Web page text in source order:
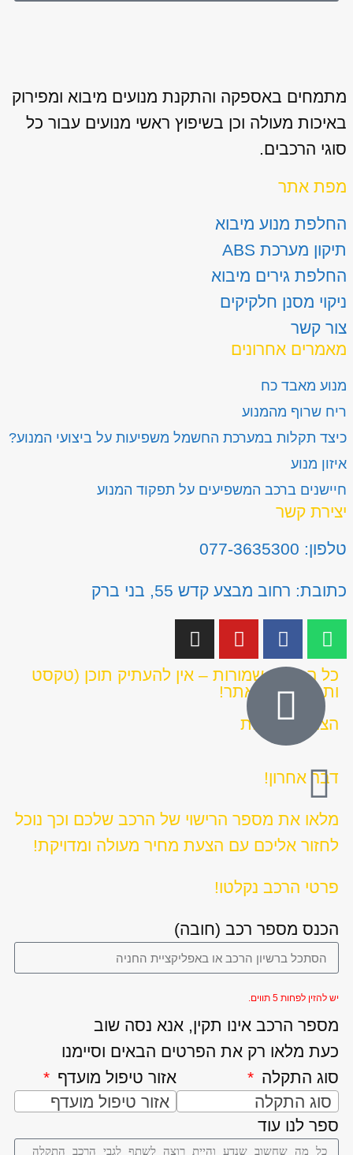
מתמחים באספקה והתקנת מנועים מיבוא ומפירוק
באיכות מעולה וכן בשיפוץ ראשי מנועים עבור כל
סוגי הרכבים.
מפת אתר
החלפת מנוע מיבוא
תיקון מערכת ABS
החלפת גירים מיבוא
ניקוי מסנן חלקיקים
צור קשר
מאמרים אחרונים
מנוע מאבד כח
ריח שרוף מהמנוע
כיצד תקלות במערכת החשמל משפיעות על ביצועי המנוע?
איזון מנוע
חיישנים ברכב המשפיעים על תפקוד המנוע
יצירת קשר
טלפון: 077-3635300
כתובת: רחוב מבצע קדש 55, בני ברק
כל הזכויות שמורות – אין להעתיק תוכן (טקסט
ותמונות) מהאתר!
הצהרת נגישות
דבר אחרון!
מלאו את מספר הרישוי של הרכב שלכם וכך נוכל
לחזור אליכם עם הצעת מחיר מעולה ומדויקת!
פרטי הרכב נקלטו!
הכנס מספר רכב (חובה)
יש להזין לפחות 5 תווים.
מספר הרכב אינו תקין, אנא נסה שוב
כעת מלאו רק את הפרטים הבאים וסיימנו
סוג התקלה
סוג התקלה
אזור טיפול מועדף
אזור טיפול מועדף
ספר לנו עוד